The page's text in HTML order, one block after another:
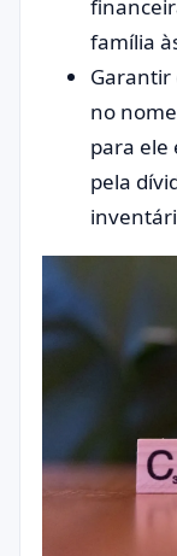
família
Garantir
no
para ele
pela